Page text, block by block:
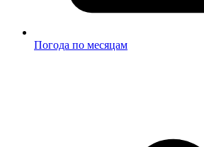
Погода по месяцам